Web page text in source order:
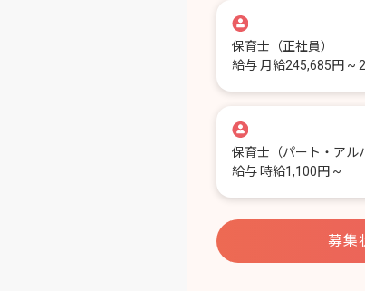
保育士 （正社員）
給与 月給245,685円 ~
保育士 （パート・アル
給与 時給1,100円 ~
募集